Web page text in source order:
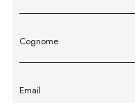
Cognome
Email